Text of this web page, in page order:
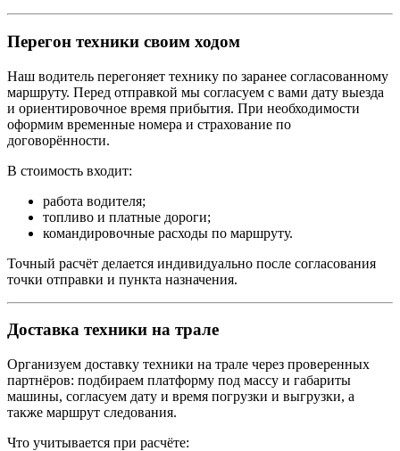
Перегон техники своим ходом
Наш водитель перегоняет технику по заранее согласованному
маршруту. Перед отправкой мы согласуем с вами дату выезда
и ориентировочное время прибытия. При необходимости
оформим временные номера и страхование по
договорённости.
В стоимость входит:
работа водителя;
топливо и платные дороги;
командировочные расходы по маршруту.
Точный расчёт делается индивидуально после согласования
точки отправки и пункта назначения.
Доставка техники на трале
Организуем доставку техники на трале через проверенных
партнёров: подбираем платформу под массу и габариты
машины, согласуем дату и время погрузки и выгрузки, а
также маршрут следования.
Что учитывается при расчёте: